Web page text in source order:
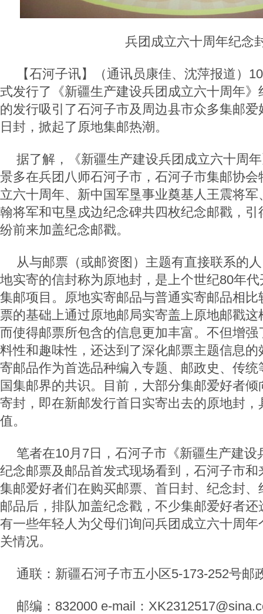
兵团成立六十周年纪念
【石河子讯】（通讯员康佳、沈萍报道）
式发行了《新疆生产建设兵团成立六十周年
的发行吸引了石河子市及周边县市众多集邮
日封，掀起了原地集邮热潮。
据了解，《新疆生产建设兵团成立六十周
景多在兵团八师石河子市，石河子市集邮协
立六十周年、新中国军垦事业奠基人王震将
翰将军和屯垦戍边纪念碑共四枚纪念邮戳，
纷前来加盖纪念邮戳。
从与邮票（或邮资图）主题有直接联系的
地实寄的信封称为原地封，是上个世纪80年
集邮项目。原地实寄邮品与普通实寄邮品相
票的基础上通过原地邮局实寄盖上原地邮戳
而使得邮票所包含的信息更加丰富。不但增
料性和趣味性，还达到了深化邮票主题信息
寄邮品作为首选品种编入专题、邮政史、传
国集邮界的共识。目前，大部分集邮爱好者
寄封，即在新邮发行首日实寄出去的原地封
值。
笔者在10月7日，石河子市《新疆生产建设
纪念邮票及邮品首发式现场看到，石河子市
集邮爱好者们在购买邮票、首日封、纪念封
邮品后，排队加盖纪念戳，不少集邮爱好者
有一些年轻人为父母们询问兵团成立六十周
关情况。
通联：新疆石河子市五小区5-173-252号邮
邮编：832000 e-mail：